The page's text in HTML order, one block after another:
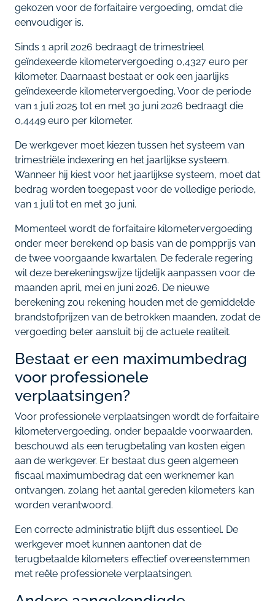
gekozen voor de forfaitaire vergoeding, omdat die
eenvoudiger is.
Sinds 1 april 2026 bedraagt de trimestrieel
geïndexeerde kilometervergoeding 0,4327 euro per
kilometer. Daarnaast bestaat er ook een jaarlijks
geïndexeerde kilometervergoeding. Voor de periode
van 1 juli 2025 tot en met 30 juni 2026 bedraagt die
0,4449 euro per kilometer.
De werkgever moet kiezen tussen het systeem van
trimestriële indexering en het jaarlijkse systeem.
Wanneer hij kiest voor het jaarlijkse systeem, moet dat
bedrag worden toegepast voor de volledige periode,
van 1 juli tot en met 30 juni.
Momenteel wordt de forfaitaire kilometervergoeding
onder meer berekend op basis van de pompprijs van
de twee voorgaande kwartalen. De federale regering
wil deze berekeningswijze tijdelijk aanpassen voor de
maanden april, mei en juni 2026. De nieuwe
berekening zou rekening houden met de gemiddelde
brandstofprijzen van de betrokken maanden, zodat de
vergoeding beter aansluit bij de actuele realiteit.
Bestaat er een maximumbedrag
voor professionele
verplaatsingen?
Voor professionele verplaatsingen wordt de forfaitaire
kilometervergoeding, onder bepaalde voorwaarden,
beschouwd als een terugbetaling van kosten eigen
aan de werkgever. Er bestaat dus geen algemeen
fiscaal maximumbedrag dat een werknemer kan
ontvangen, zolang het aantal gereden kilometers kan
worden verantwoord.
Een correcte administratie blijft dus essentieel. De
werkgever moet kunnen aantonen dat de
terugbetaalde kilometers effectief overeenstemmen
met reële professionele verplaatsingen.